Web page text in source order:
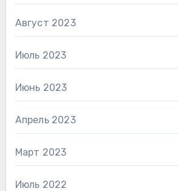
Август 2023
Июль 2023
Июнь 2023
Апрель 2023
Март 2023
Июль 2022